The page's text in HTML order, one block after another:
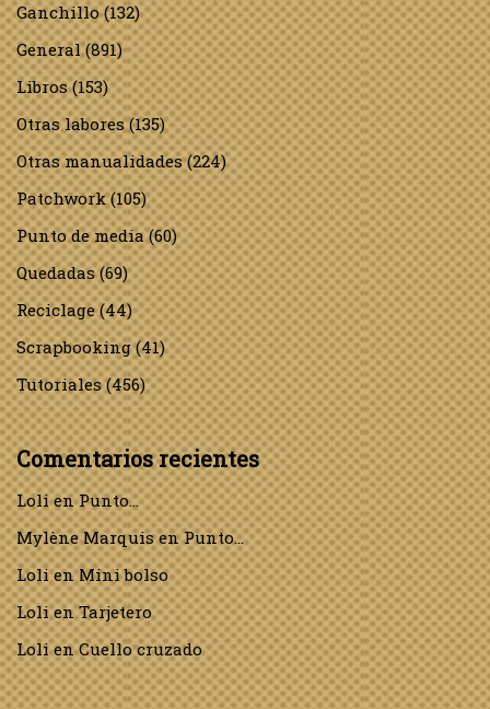
Ganchillo(132)
General(891)
Libros(153)
Otras labores(135)
Otras manualidades(224)
Patchwork(105)
Punto de media(60)
Quedadas(69)
Reciclage(44)
Scrapbooking(41)
Tutoriales(456)
Comentarios recientes
LolienPunto…
Mylène MarquisenPunto…
LolienMini bolso
LolienTarjetero
LolienCuello cruzado